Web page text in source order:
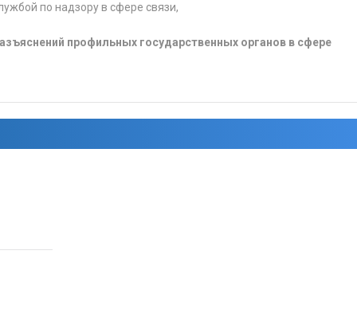
по надзору в сфере связи,
профильных государственных органов в сфере